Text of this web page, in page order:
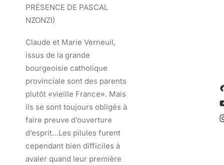
PRÉSENCE DE PASCAL
NZONZI)
Claude et Marie Verneuil,
issus de la grande
bourgeoisie catholique
provinciale sont des parents
plutôt «vieille France». Mais
ils se sont toujours obligés à
faire preuve d’ouverture
d’esprit…Les pilules furent
cependant bien difficiles à
avaler quand leur première